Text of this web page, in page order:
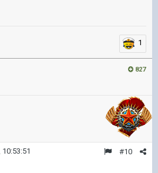
1
827
#10
10:53:51